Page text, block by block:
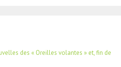
des « Oreilles volantes » et, fin de